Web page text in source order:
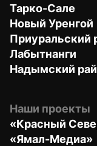
Тарко-Сале
Новый Уренгой
Приуральский
Лабытнанги
Надымский
Наши проекты
«Красный
«Ямал-Медиа»